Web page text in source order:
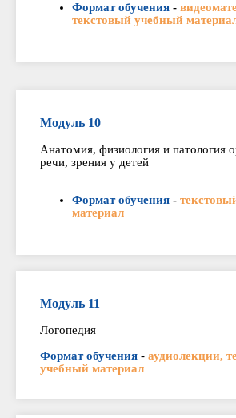
Формат обучения -
текстовый учебный
Модуль 10
Анатомия, физиология и патология
речи, зрения у детей
Формат обучения -
материал
Модуль 11
Логопедия
Формат обучения - аудиолекции,
учебный материал